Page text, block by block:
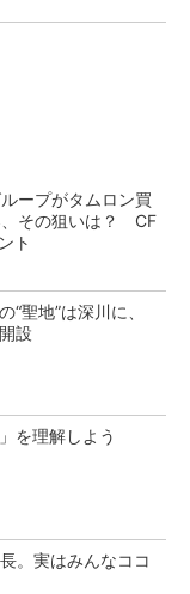
ープがタムロン買
、その狙いは？ CF
ト
聖地”は深川に、
設
を理解しよう
。実はみんなココ